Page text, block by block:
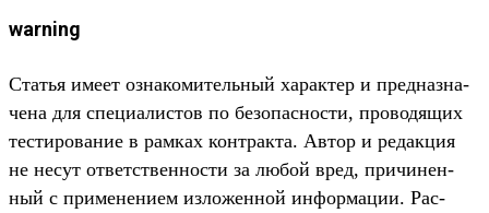
warning
Статья име­ет озна­коми­тель­ный харак­тер и пред­назна­
чена для спе­циалис­тов по безопас­ности, про­водя­щих
тес­тирова­ние в рам­ках кон­трак­та. Автор и редак­ция
не несут ответс­твен­ности за любой вред, при­чинен­
ный с при­мене­нием изло­жен­ной информа­ции. Рас­